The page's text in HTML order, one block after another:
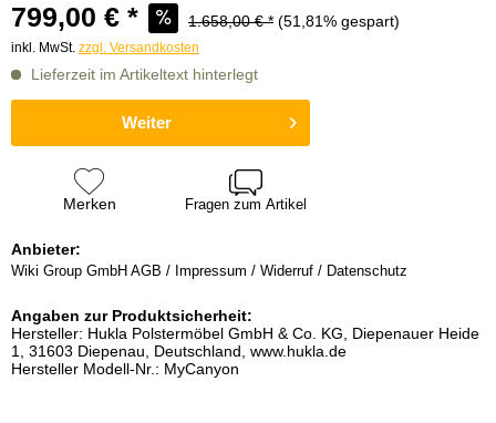
799,00 € * 1.658,00 € * (51,81% gespart)
inkl. MwSt. zzgl. Versandkosten
Lieferzeit im Artikeltext hinterlegt
Weiter
Merken Fragen zum Artikel
Anbieter:
Wiki Group GmbH AGB / Impressum / Widerruf / Datenschutz
Angaben zur Produktsicherheit:
Hersteller: Hukla Polstermöbel GmbH & Co. KG, Diepenauer Heide
1, 31603 Diepenau, Deutschland, www.hukla.de
Hersteller Modell-Nr.: MyCanyon